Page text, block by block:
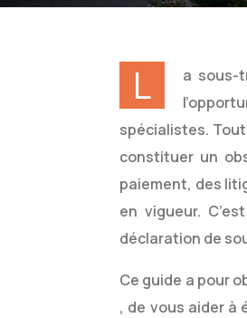
L
a sous-
spécialistes.
constituer un
paiement, des
en vigueur.
déclaration de
Ce guide a pour
, de vous aider à